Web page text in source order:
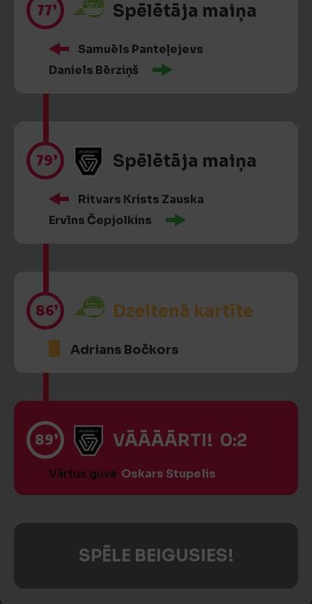
77’ Spēlētāja maiņa
Samuēls Panteļejevs
Daniels Bērziņš
79’ Spēlētāja maiņa
Ritvars Krists Zauska
Ervīns Čepjolkins
86’ Dzeltenā kartīte
Adrians Bočkors
89’ VĀĀĀĀRTI! 0:2
Vārtus guva Oskars Stupelis
SPĒLE BEIGUSIES!